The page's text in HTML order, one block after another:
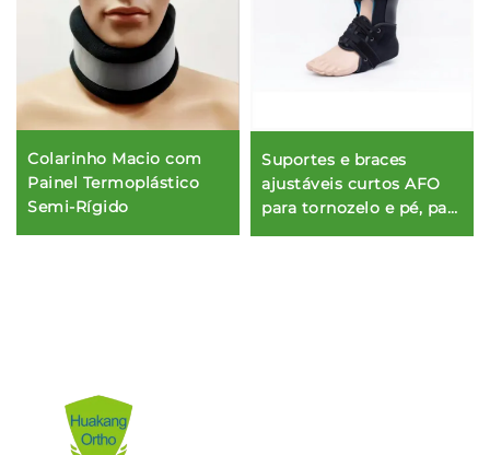
Colarinho Macio com
Painel Termoplástico
Semi-Rígido
Suportes e braces
ajustáveis curtos AFO
para tornozelo e pé, para
estabilização dos